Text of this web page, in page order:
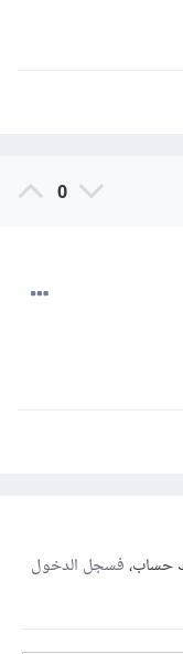
0
حساب،فسجل الدخول